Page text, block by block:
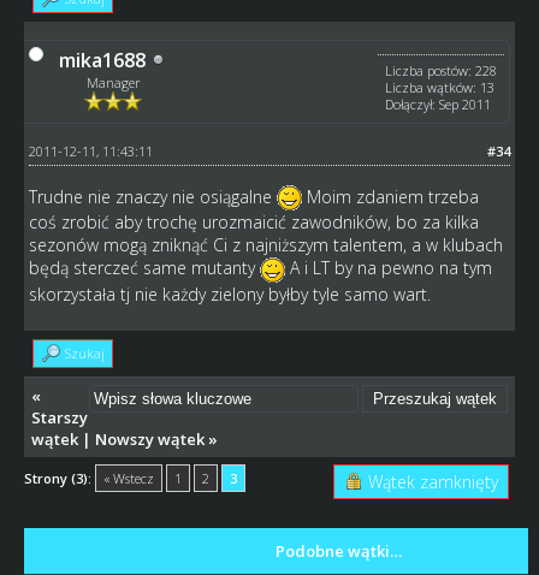
mika1688
Manager
Liczba postów: 228
Liczba wątków: 13
Dołączył: Sep 2011
#34
2011-12-11, 11:43:11
Trudne nie znaczy nie osiągalne
Moim zdaniem trzeba
coś zrobić aby trochę urozmaicić zawodników, bo za kilka
sezonów mogą zniknąć Ci z najniższym talentem, a w klubach
będą sterczeć same mutanty
A i LT by na pewno na tym
skorzystała tj nie każdy zielony byłby tyle samo wart.
Szukaj
«
Starszy
wątek| Nowszy wątek»
Strony (3): « Wstecz 1 2 3 Wątek zamknięty
Podobne wątki…